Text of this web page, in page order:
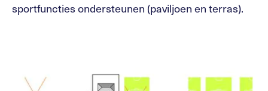
sportfuncties ondersteunen (paviljoen en terras).